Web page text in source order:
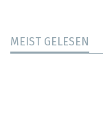
MEIST GELESEN